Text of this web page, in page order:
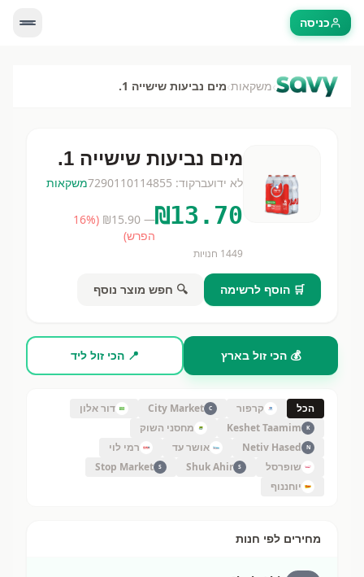
כניסה
›משקאות›מים נביעות שישייה 1.
מים נביעות שישייה 1.
לא ידועברקוד: 7290110114855משקאות
₪13.70
— ₪
15.90
(
16%
הפרש)
1449 חנויות
🛒 הוסף לרשימה 🔍 חפש מוצר נוסף
💰 הכי זול בארץ 📍 הכי זול ליד
הכל קרפור C
City Market דור אלון
K
Keshet Taamim מחסני השוק
N
Netiv Hased אושר עד
רמי לוי
שופרסל
S
Shuk Ahir
S
Stop Market
יוחננוף
מחירים לפי חנות